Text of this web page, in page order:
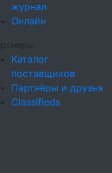
журнал
Онлайн
Каталог
поставщиков
Партнёры и друзья
Classifieds